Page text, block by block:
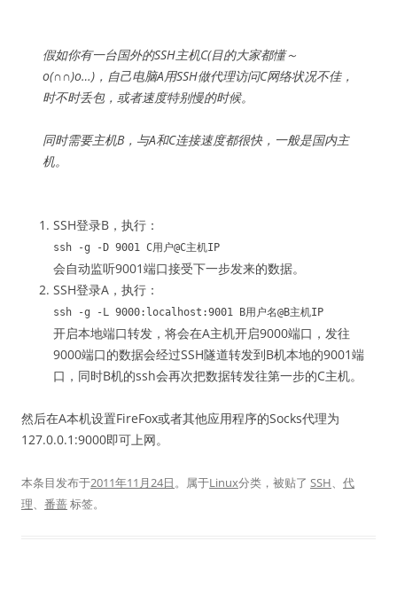
假如你有一台国外的SSH主机C(目的大家都懂～
o(∩∩)o…)，自己电脑A用SSH做代理访问C网络状况不佳，
时不时丢包，或者速度特别慢的时候。
同时需要主机B，与A和C连接速度都很快，一般是国内主
机。
SSH登录B，执行：
ssh -g -D 9001 C用户@C主机IP
会自动监听9001端口接受下一步发来的数据。
SSH登录A，执行：
ssh -g -L 9000:localhost:9001 B用户名@B主机IP
开启本地端口转发，将会在A主机开启9000端口，发往
9000端口的数据会经过SSH隧道转发到B机本地的9001端
口，同时B机的ssh会再次把数据转发往第一步的C主机。
然后在A本机设置FireFox或者其他应用程序的Socks代理为
127.0.0.1:9000即可上网。
本条目发布于2011年11月24日。属于Linux分类，被贴了 SSH、 代
理、 番蔷标签。